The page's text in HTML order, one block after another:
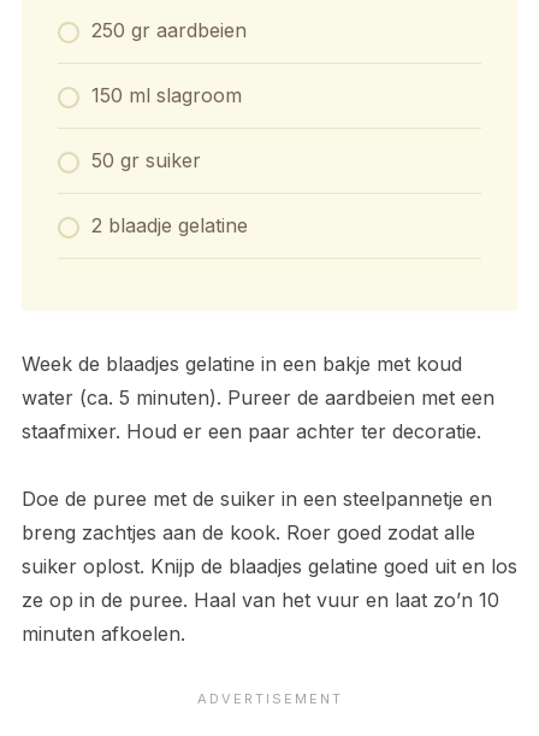
250 gr aardbeien
150 ml slagroom
50 gr suiker
2 blaadje gelatine
Week de blaadjes gelatine in een bakje met koud
water (ca. 5 minuten). Pureer de aardbeien met een
staafmixer. Houd er een paar achter ter decoratie.
Doe de puree met de suiker in een steelpannetje en
breng zachtjes aan de kook. Roer goed zodat alle
suiker oplost. Knijp de blaadjes gelatine goed uit en los
ze op in de puree. Haal van het vuur en laat zo’n 10
minuten afkoelen.